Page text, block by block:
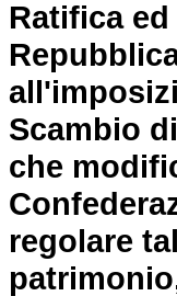
Ratifica
Scambio
che
regolare